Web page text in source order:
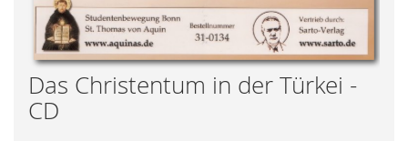
Skip
to
the
Das Christentum in der Türkei -
CD